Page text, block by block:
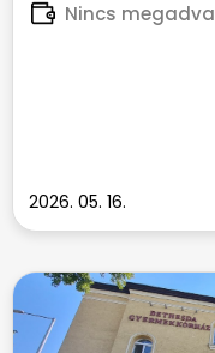
Nincs megadva
2026. 05. 16.